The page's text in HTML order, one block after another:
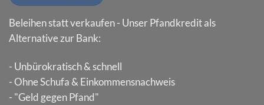
Beleihen statt verkaufen - Unser Pfandkredit als
Alternative zur Bank:
- Unbürokratisch & schnell
- Ohne Schufa & Einkommensnachweis
- "Geld gegen Pfand"